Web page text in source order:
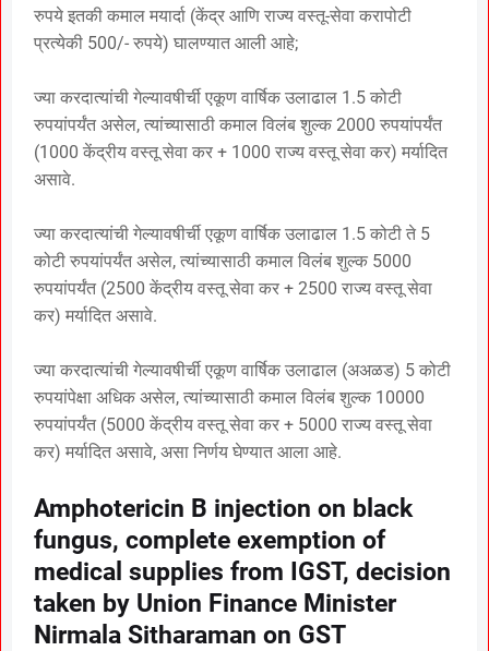
रुपये इतकी कमाल मयार्दा (केंद्र आणि राज्य वस्तू-सेवा करापोटी
प्रत्येकी 500/- रुपये) घालण्यात आली आहे;
ज्या करदात्यांची गेल्यावषीर्ची एकूण वार्षिक उलाढाल 1.5 कोटी
रुपयांपर्यंत असेल, त्यांच्यासाठी कमाल विलंब शुल्क 2000 रुपयांपर्यंत
(1000 केंद्रीय वस्तू सेवा कर + 1000 राज्य वस्तू सेवा कर) मर्यादित
असावे.
ज्या करदात्यांची गेल्यावषीर्ची एकूण वार्षिक उलाढाल 1.5 कोटी ते 5
कोटी रुपयांपर्यंत असेल, त्यांच्यासाठी कमाल विलंब शुल्क 5000
रुपयांपर्यंत (2500 केंद्रीय वस्तू सेवा कर + 2500 राज्य वस्तू सेवा
कर) मर्यादित असावे.
ज्या करदात्यांची गेल्यावषीर्ची एकूण वार्षिक उलाढाल (अअळड) 5 कोटी
रुपयांपेक्षा अधिक असेल, त्यांच्यासाठी कमाल विलंब शुल्क 10000
रुपयांपर्यंत (5000 केंद्रीय वस्तू सेवा कर + 5000 राज्य वस्तू सेवा
कर) मर्यादित असावे, असा निर्णय घेण्यात आला आहे.
Amphotericin B injection on black
fungus, complete exemption of
medical supplies from IGST, decision
taken by Union Finance Minister
Nirmala Sitharaman on GST